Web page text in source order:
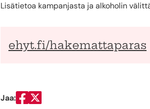
Lisätietoa kampanjasta ja alkoholin
ehyt.fi/hakemattaparas
Jaa:
Jaa Facebookissa
Jaa Twitterissä